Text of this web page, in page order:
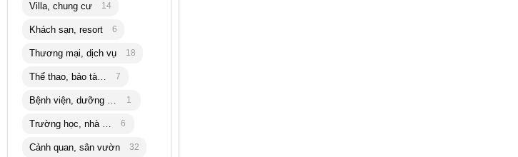
Villa, chung cư 14
Khách sạn, resort 6
Thương mại, dịch vụ 18
Thể thao, bảo tàng 7
Bệnh viện, dưỡng lão 1
Trường học, nhà trẻ 6
Cảnh quan, sân vườn 32